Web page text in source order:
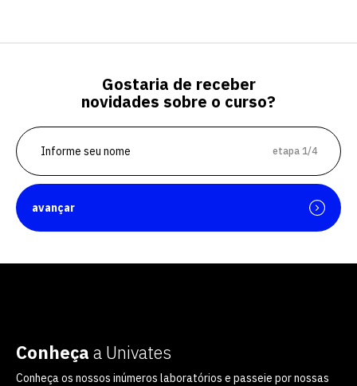
Gostaria de receber
novidades sobre o curso?
etapa 1/4
avançar
Conheça a Univates
Conheça os nossos inúmeros laboratórios e passeie por nossas